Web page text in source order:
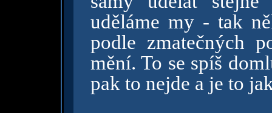
uděláme my - tak
podle zmatečných
mění. To se spíš
pak to nejde a je to